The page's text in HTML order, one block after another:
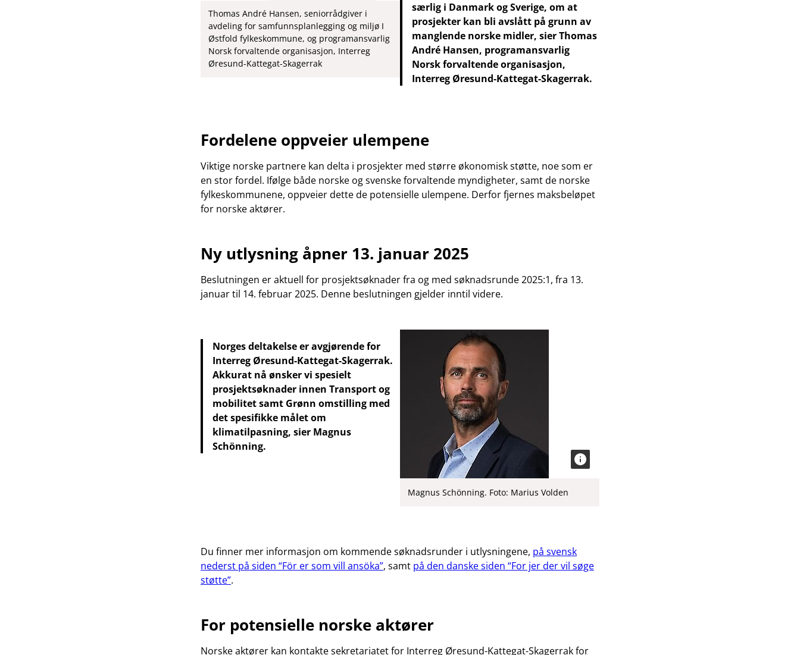
Thomas André Hansen, seniorrådgiver i
avdeling for samfunnsplanlegging og miljø I
Østfold fylkeskommune, og programansvarlig
Norsk forvaltende organisasjon, Interreg
Øresund-Kattegat-Skagerrak
særlig i Danmark og Sverige, om at
prosjekter kan bli avslått på grunn av
manglende norske midler, sier Thomas
André Hansen, programansvarlig
Norsk forvaltende organisasjon,
Interreg Øresund-Kattegat-Skagerrak.
Fordelene oppveier ulempene
Viktige norske partnere kan delta i prosjekter med større økonomisk støtte, noe som er
en stor fordel. Ifølge både norske og svenske forvaltende myndigheter, samt de norske
fylkeskommunene, oppveier dette de potensielle ulempene. Derfor fjernes maksbeløpet
for norske aktører.
Ny utlysning åpner 13. januar 2025
Beslutningen er aktuell for prosjektsøknader fra og med søknadsrunde 2025:1, fra 13.
januar til 14. februar 2025. Denne beslutningen gjelder inntil videre.
Norges deltakelse er avgjørende for
Interreg Øresund-Kattegat-Skagerrak.
Akkurat nå ønsker vi spesielt
prosjektsøknader innen Transport og
mobilitet samt Grønn omstilling med
det spesifikke målet om
klimatilpasning, sier Magnus
Schönning.
Magnus Schönning. Foto: Marius Volden
Du finner mer informasjon om kommende søknadsrunder i utlysningene, på svensk
nederst på siden “För er som vill ansöka”, samt på den danske siden “For jer der vil søge
støtte”.
For potensielle norske aktører
Norske aktører kan kontakte sekretariatet for Interreg Øresund-Kattegat-Skagerrak for